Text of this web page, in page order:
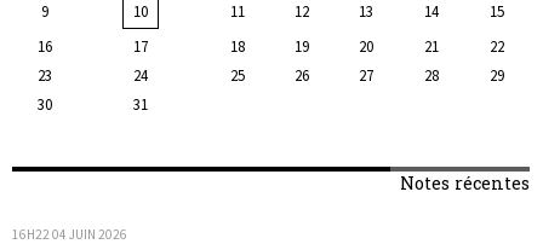
9
10 11 12 13 14
15
16
17 18 19 20 21
22
23
24 25 26 27 28
29
30
31
Notes récentes
16H2204 JUIN 2026